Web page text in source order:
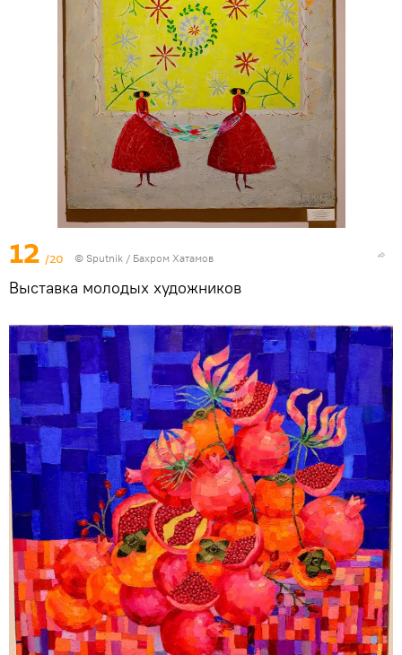
12 /20 © Sputnik / Бахром Хатамов
Выставка молодых художников